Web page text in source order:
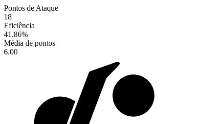
Pontos de Ataque
18
Eficiência
41.86%
Média de pontos
6.00